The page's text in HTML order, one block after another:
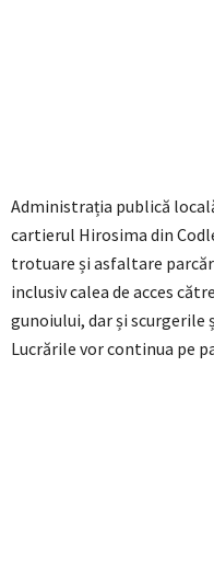
Administrația publică
cartierul Hirosima din
trotuare și asfaltare
inclusiv calea de acces
gunoiului, dar și scurgerile
Lucrările vor continua pe